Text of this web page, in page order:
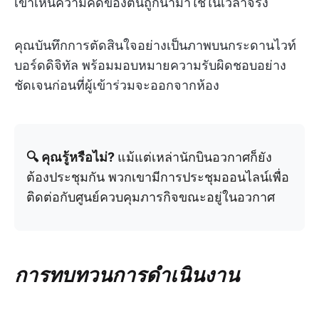
คุณบันทึกการตัดสินใจอย่างเป็นภาพบนกระดานไวท์
บอร์ดดิจิทัล พร้อมมอบหมายความรับผิดชอบอย่าง
ชัดเจนก่อนที่ผู้เข้าร่วมจะออกจากห้อง
🔍 คุณรู้หรือไม่? แม้แต่เหล่านักบินอวกาศก็ยัง
ต้องประชุมกัน พวกเขามีการประชุมออนไลน์เพื่อ
ติดต่อกับศูนย์ควบคุมภารกิจขณะอยู่ในอวกาศ
การทบทวนการดำเนินงาน